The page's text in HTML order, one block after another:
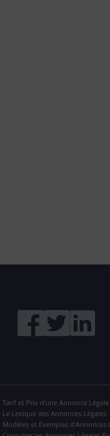
Tarif et Prix d'une Annonce Légale
Le Lexique des Annonces Légales
Modèles et Exemples d'Annonces